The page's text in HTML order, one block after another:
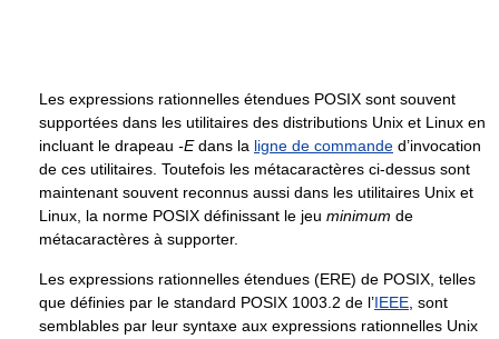
Les expressions rationnelles étendues POSIX sont souvent
supportées dans les utilitaires des distributions Unix et Linux en
incluant le drapeau -Edans la ligne de commande d’invocation
de ces utilitaires. Toutefois les métacaractères ci-dessus sont
maintenant souvent reconnus aussi dans les utilitaires Unix et
Linux, la norme POSIX définissant le jeu minimum de
métacaractères à supporter.
Les expressions rationnelles étendues (ERE) de POSIX, telles
que définies par le standard POSIX 1003.2 de l’IEEE, sont
semblables par leur syntaxe aux expressions rationnelles Unix